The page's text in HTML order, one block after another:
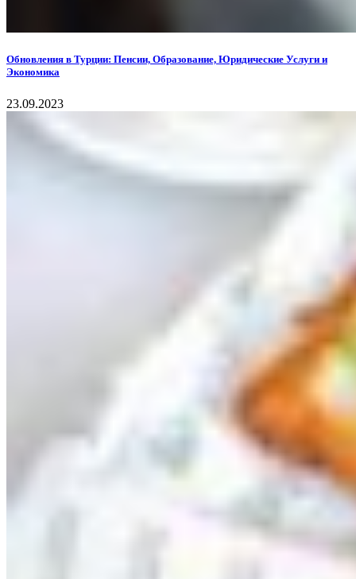
Обновления в Турции: Пенсии, Образование, Юридические Услуги и
Экономика
23.09.2023